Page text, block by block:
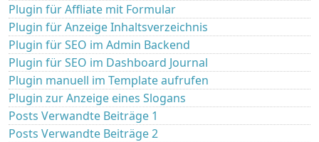
Plugin für Affliate mit Formular
Plugin für Anzeige Inhaltsverzeichnis
Plugin für SEO im Admin Backend
Plugin für SEO im Dashboard Journal
Plugin manuell im Template aufrufen
Plugin zur Anzeige eines Slogans
Posts Verwandte Beiträge 1
Posts Verwandte Beiträge 2